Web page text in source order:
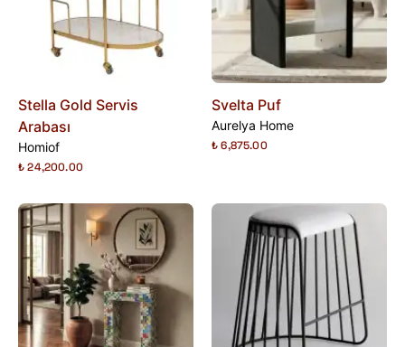
Stella Gold Servis
Arabası
Homiof
₺ 24,200.00
Svelta Puf
Aurelya Home
₺ 6,875.00